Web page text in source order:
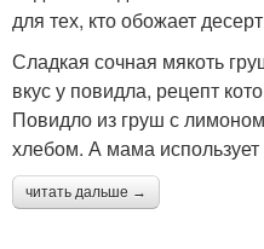
для тех, кто обожает
Сладкая сочная мякоть
вкус у повидла, рецепт
Повидло из груш с
хлебом. А мама использует
читать дальше →